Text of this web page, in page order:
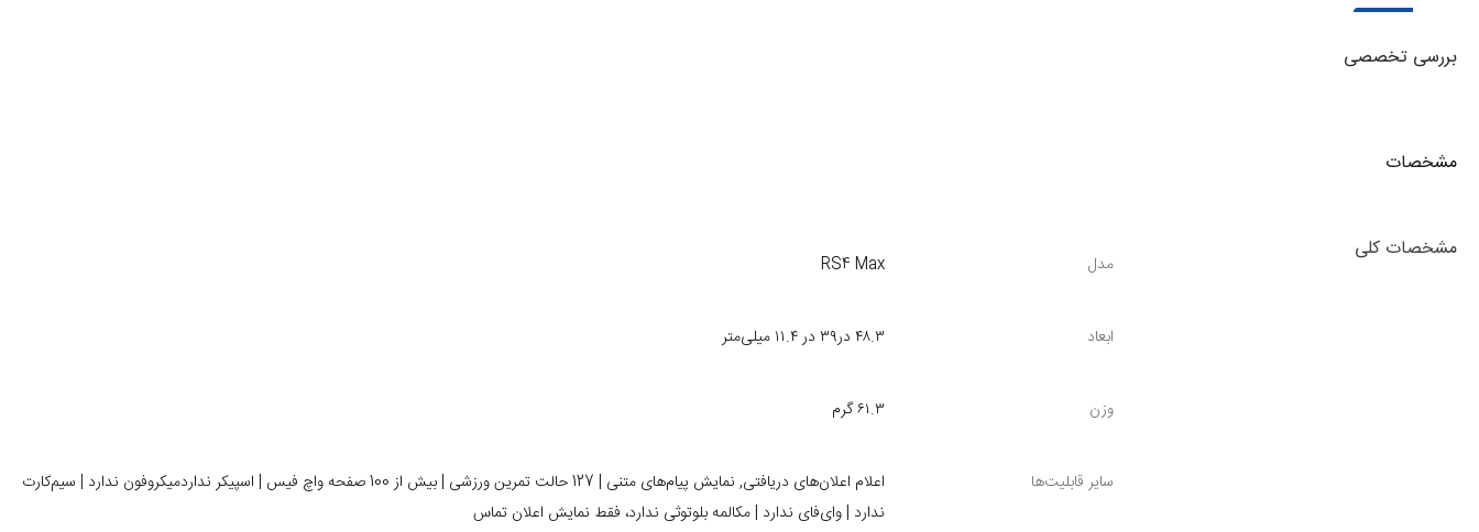
بررسی تخصصی
مشخصات
مشخصات کلی
مدل RS4 Max
ابعاد ۴۸.۳ در۳۹ در ۱۱.۴ میلی‌متر
وزن ۶۱.۳ گرم
سایر قابلیت‌ها
اعلام اعلان‌های دریافتی, نمایش پیام‌های متنی | 127 حالت تمرین ورزشی | بیش از 100 صفحه واچ فیس | اسپیکر نداردمیکروفون ندارد | سیم‌کارت
ندارد | وای‌فای ندارد | مکالمه بلوتوثی ندارد، فقط نمایش اعلان تماس